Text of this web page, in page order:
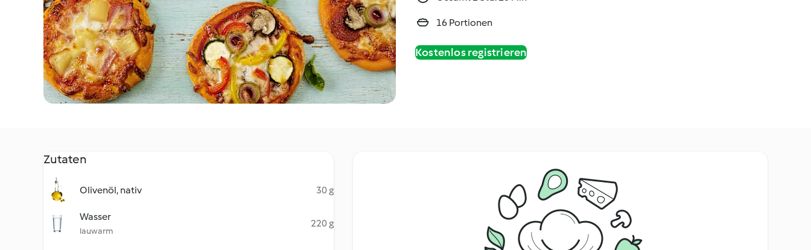
16 Portionen
Kostenlos registrieren
Zutaten
Olivenöl, nativ 30 g
Wasser
lauwarm
220 g